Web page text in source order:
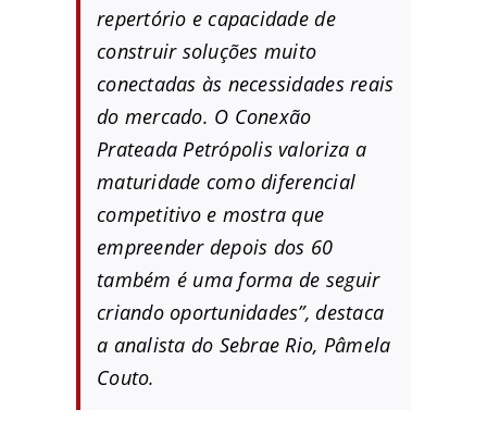
repertório e capacidade de
construir soluções muito
conectadas às necessidades reais
do mercado. O Conexão
Prateada Petrópolis valoriza a
maturidade como diferencial
competitivo e mostra que
empreender depois dos 60
também é uma forma de seguir
criando oportunidades”, destaca
a analista do Sebrae Rio, Pâmela
Couto.